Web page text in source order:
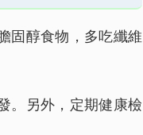
固醇食物，多吃纖維
。另外，定期健康檢